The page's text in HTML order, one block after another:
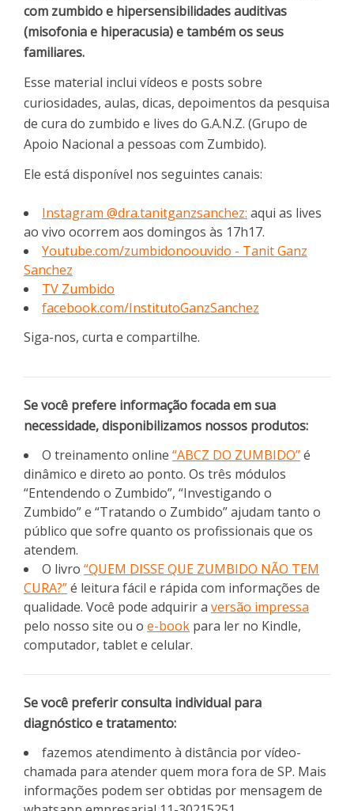
com zumbido e hipersensibilidades auditivas
(misofonia e hiperacusia) e também os seus
familiares.
Esse material inclui vídeos e posts sobre
curiosidades, aulas, dicas, depoimentos da pesquisa
de cura do zumbido e lives do G.A.N.Z. (Grupo de
Apoio Nacional a pessoas com Zumbido).
Ele está disponível nos seguintes canais:
Instagram @dra.tanitganzsanchez: aqui as lives
ao vivo ocorrem aos domingos às 17h17.
Youtube.com/zumbidonoouvido - Tanit Ganz
Sanchez
TV Zumbido
facebook.com/InstitutoGanzSanchez
Siga-nos, curta e compartilhe.
Se você prefere informação focada em sua
necessidade, disponibilizamos nossos produtos:
O treinamento online “ABCZ DO ZUMBIDO”é
dinâmico e direto ao ponto. Os três módulos
“Entendendo o Zumbido”, “Investigando o
Zumbido” e “Tratando o Zumbido” ajudam tanto o
público que sofre quanto os profissionais que os
atendem.
O livro “QUEM DISSE QUE ZUMBIDO NÃO TEM
CURA?”é leitura fácil e rápida com informações de
qualidade. Você pode adquirir a versão impressa
pelo nosso site ou o e-book para ler no Kindle,
computador, tablet e celular.
Se você preferir consulta individual para
diagnóstico e tratamento:
fazemos atendimento à distância por vídeo-
chamada para atender quem mora fora de SP. Mais
informações podem ser obtidas por mensagem de